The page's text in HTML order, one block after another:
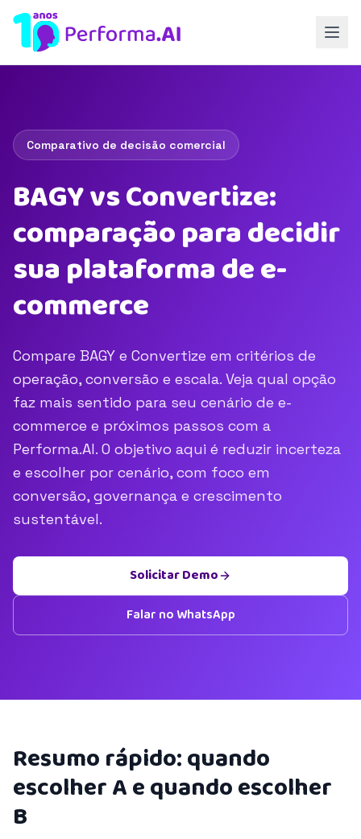
Comparativo de decisão comercial
BAGY vs Convertize:
comparação para decidir
sua plataforma de e-
commerce
Compare BAGY e Convertize em critérios de
operação, conversão e escala. Veja qual opção
faz mais sentido para seu cenário de e-
commerce e próximos passos com a
Performa.AI. O objetivo aqui é reduzir incerteza
e escolher por cenário, com foco em
conversão, governança e crescimento
sustentável.
Solicitar Demo
Falar no WhatsApp
Resumo rápido: quando
escolher A e quando escolher
B